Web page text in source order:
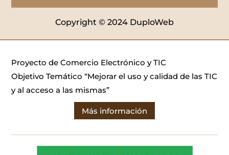
Copyright © 2024 DuploWeb
Proyecto de Comercio Electrónico y TIC
Objetivo Temático “Mejorar el uso y calidad de las TIC
y al acceso a las mismas”
Más información